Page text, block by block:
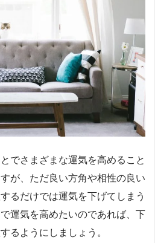
でさまざまな運気を高めること
が、ただ良い方角や相性の良い
るだけでは運気を下げてしまう
運気を高めたいのであれば、下
るようにしましょう。